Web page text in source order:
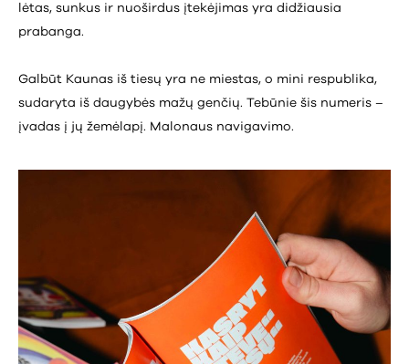
lėtas, sunkus ir nuoširdus įtekėjimas yra didžiausia
prabanga.
Galbūt Kaunas iš tiesų yra ne miestas, o mini respublika,
sudaryta iš daugybės mažų genčių. Tebūnie šis numeris –
įvadas į jų žemėlapį. Malonaus navigavimo.